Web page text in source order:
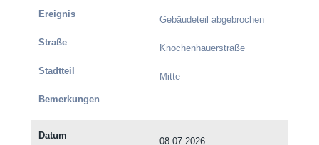
Gebäudeteil abgebrochen
Knochenhauerstraße
Mitte
08.07.2026